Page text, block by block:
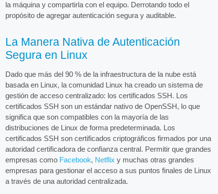
la máquina y compartirla con el equipo. Derrotando todo el
propósito de agregar autenticación segura y auditable.
La Manera Nativa de Autenticación
Segura en Linux
Dado que más del 90 % de la infraestructura de la nube está
basada en Linux, la comunidad Linux ha creado un sistema de
gestión de acceso centralizado: los certificados SSH. Los
certificados SSH son un estándar nativo de OpenSSH, lo que
significa que son compatibles con la mayoría de las
distribuciones de Linux de forma predeterminada. Los
certificados SSH son certificados criptográficos firmados por una
autoridad certificadora de confianza central. Permitir que grandes
empresas como Facebook, Netflix y muchas otras grandes
empresas para gestionar el acceso a sus puntos finales de Linux
a través de una autoridad centralizada.